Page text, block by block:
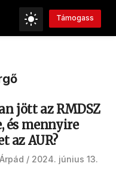
Támogass
jött az RMDSZ
és mennyire
az AUR?
2024. június 13.